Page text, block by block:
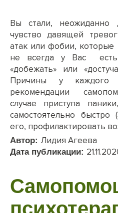
Вы стали, неожиданно
чувство давящей
атак или фобии,
не всегда у Вас есть
«добежать» или
Причины у каждого
рекомендации
случае приступа
самостоятельно быстро
его, профилактировать
Автор: Лидия Агеева
Дата публикации: